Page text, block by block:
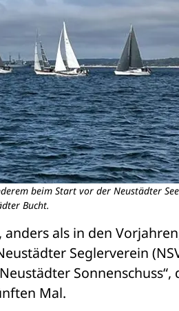
beim Start vor der Neustädter
Bucht.
anders als in den
Seglerverein
Mal.